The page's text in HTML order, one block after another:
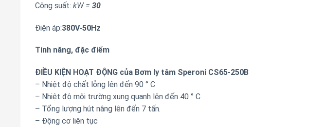
Công suất: kW = 30
Điện áp:380V-50Hz
Tính năng, đặc điểm
ĐIỀU KIỆN HOẠT ĐỘNG của Bơm ly tâm Speroni CS65-250B
– Nhiệt độ chất lỏng lên đến 90 ° C
– Nhiệt độ môi trường xung quanh lên đến 40 ° C
– Tổng lượng hút nâng lên đến 7 tấn.
– Động cơ liên tục